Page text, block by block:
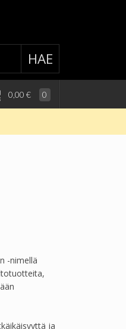
HAE
0,00 € 0
-nimellä
ja